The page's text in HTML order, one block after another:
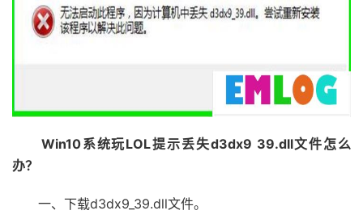
Win10系统玩LOL提示丢失d3dx9 39.dll文件怎么
办？
一、下载d3dx9_39.dll文件。